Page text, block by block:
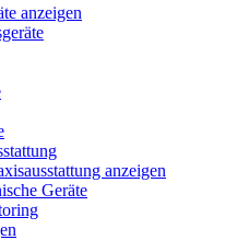
anzeigen
anzeigen
Geräte